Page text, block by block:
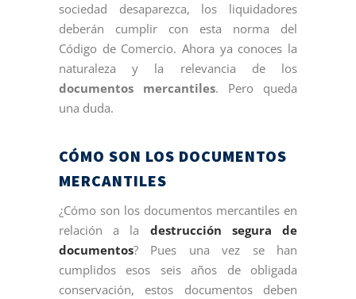
sociedad desaparezca, los liquidadores
deberán cumplir con esta norma del
Código de Comercio. Ahora ya conoces la
naturaleza y la relevancia de los
documentos mercantiles. Pero queda
una duda.
CÓMO SON LOS DOCUMENTOS
MERCANTILES
¿Cómo son los documentos mercantiles en
relación a la destrucción segura de
documentos? Pues una vez se han
cumplidos esos seis años de obligada
conservación, estos documentos deben